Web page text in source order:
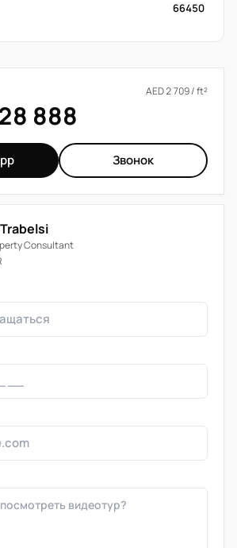
66450
AED 2 709 / ft²
888
Звонок
Consultant